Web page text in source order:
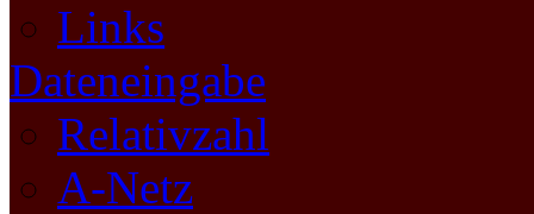
Links
Dateneingabe
Relativzahl
A-Netz